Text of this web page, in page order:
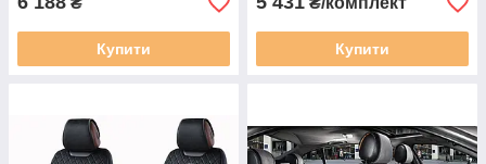
Купити Купити